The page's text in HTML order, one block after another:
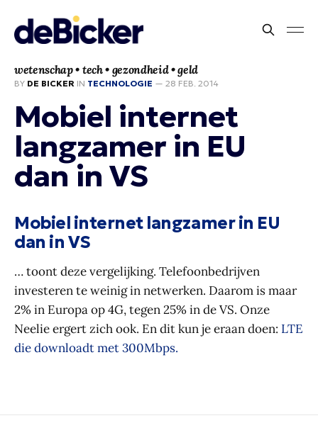
wetenschap • tech • gezondheid • geld
BY DE BICKER IN TECHNOLOGIE — 28 FEB. 2014
Mobiel internet
langzamer in EU
dan in VS
Mobiel internet langzamer in EU
dan in VS
… toont deze vergelijking. Telefoonbedrijven
investeren te weinig in netwerken. Daarom is maar
2% in Europa op 4G, tegen 25% in de VS. Onze
Neelie ergert zich ook. En dit kun je eraan doen: LTE
die downloadt met 300Mbps.